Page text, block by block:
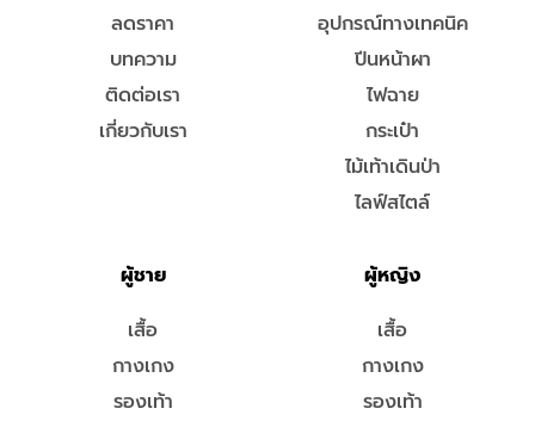
ลดราคา
บทความ
ติดต่อเรา
เกี่ยวกับเรา
อุปกรณ์ทางเทคนิค
ปีนหน้าผา
ไฟฉาย
กระเป๋า
ไม้เท้าเดินป่า
ไลฟ์สไตล์
ผู้ชาย
เสื้อ
กางเกง
รองเท้า
ผู้หญิง
เสื้อ
กางเกง
รองเท้า